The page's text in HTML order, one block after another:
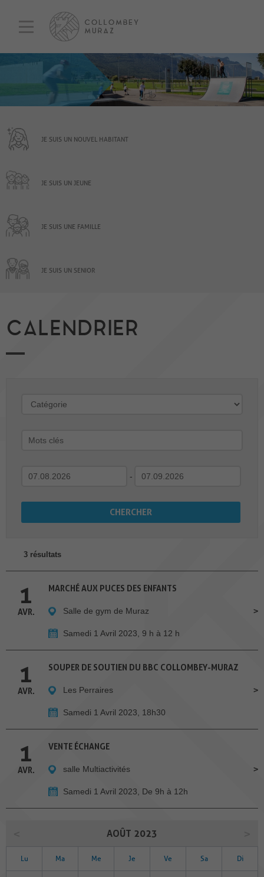
JE SUIS UN NOUVEL HABITANT
JE SUIS UN JEUNE
JE SUIS UNE FAMILLE
JE SUIS UN SENIOR
CALENDRIER
-
3 résultats
1
AVR.
MARCHÉ AUX PUCES DES ENFANTS
Salle de gym de Muraz
Samedi 1 Avril 2023, 9 h à 12 h
1
AVR.
SOUPER DE SOUTIEN DU BBC COLLOMBEY-MURAZ
Les Perraires
Samedi 1 Avril 2023, 18h30
1
AVR.
VENTE ÉCHANGE
salle Multiactivités
Samedi 1 Avril 2023, De 9h à 12h
AOÛT 2023
Lu Ma Me Je Ve Sa Di